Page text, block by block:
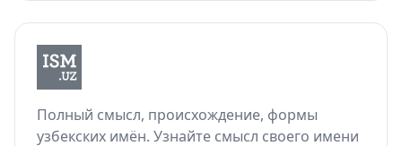
Полный смысл, происхождение, формы
узбекских имён. Узнайте смысл своего имени